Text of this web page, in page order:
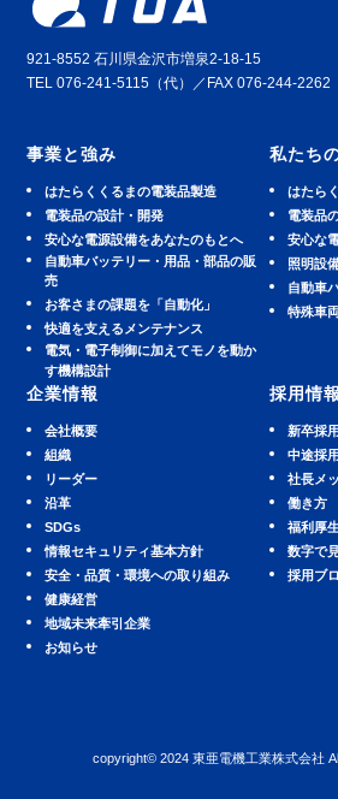
921-8552 石川県金沢市増泉2-18-15
TEL 076-241-5115（代）／FAX 076-244-2262
事業と強み
はたらくくるまの電装品製造
電装品の設計・開発
安⼼な電源設備をあなたのもとへ
⾃動⾞バッテリー・⽤品・部品の販
売
お客さまの課題を「自動化」
快適を⽀えるメンテナンス
電気・電子制御に加えてモノを動か
す機構設計
私たち
はたら
電装品
安⼼な
照明設
⾃動⾞
特殊車
企業情報
会社概要
組織
リーダー
沿革
SDGs
情報セキュリティ基本方針
安全・品質・環境への取り組み
健康経営
地域未来牽引企業
お知らせ
採用情報
新卒採用
中途採用
社長メ
働き方
福利厚
数字で
採用ブ
copyright© 2024 東亜電機工業株式会社